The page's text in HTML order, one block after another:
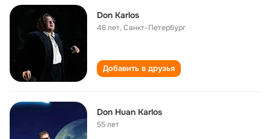
Don Karlos
46 лет,Санкт-Петербург
Добавить в друзья
Don Huan Karlos
55 лет